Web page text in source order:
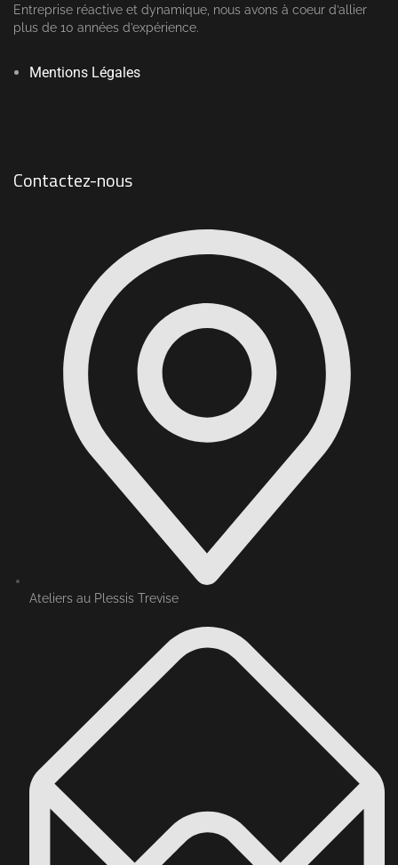
Entreprise réactive et dynamique, nous avons à coeur d’allier
plus de 10 années d’expérience.
Mentions Légales
Contactez-nous
Ateliers au Plessis Trevise